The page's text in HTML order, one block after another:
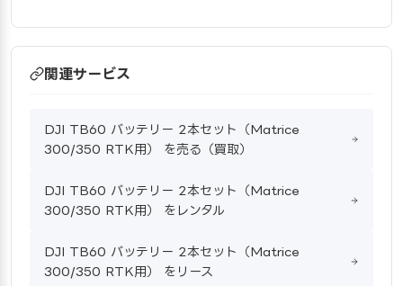
関連サービス
DJI TB60 バッテリー 2本セット（Matrice
300/350 RTK用） を売る（買取）
DJI TB60 バッテリー 2本セット（Matrice
300/350 RTK用） をレンタル
DJI TB60 バッテリー 2本セット（Matrice
300/350 RTK用） をリース